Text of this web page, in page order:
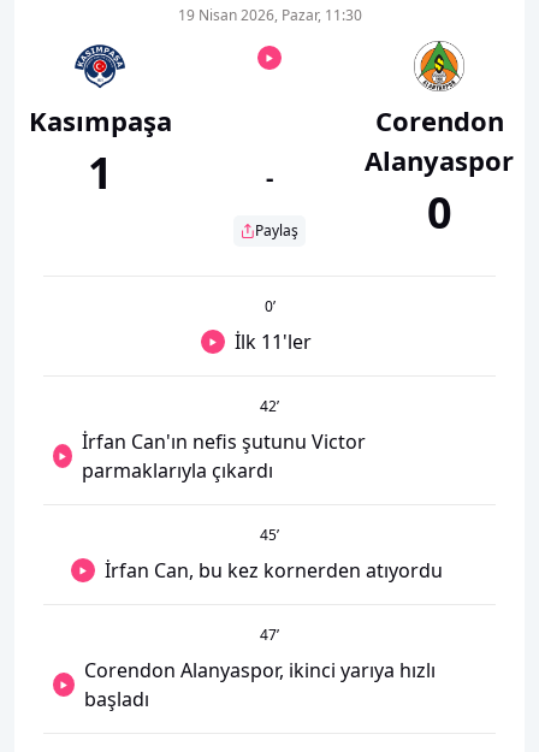
Kasımpaşa
1
19 Nisan 2026, Pazar, 11:30
-
Paylaş
Corendon
Alanyaspor
0
0’
İlk 11'ler
42’
İrfan Can'ın nefis şutunu Victor
parmaklarıyla çıkardı
45’
İrfan Can, bu kez kornerden atıyordu
47’
Corendon Alanyaspor, ikinci yarıya hızlı
başladı